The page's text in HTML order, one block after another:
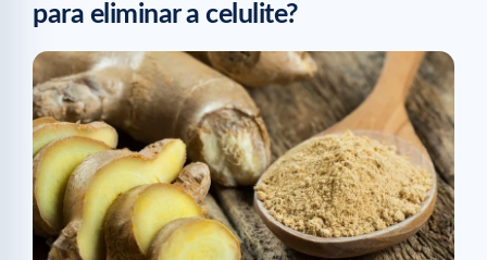
para eliminar a celulite?